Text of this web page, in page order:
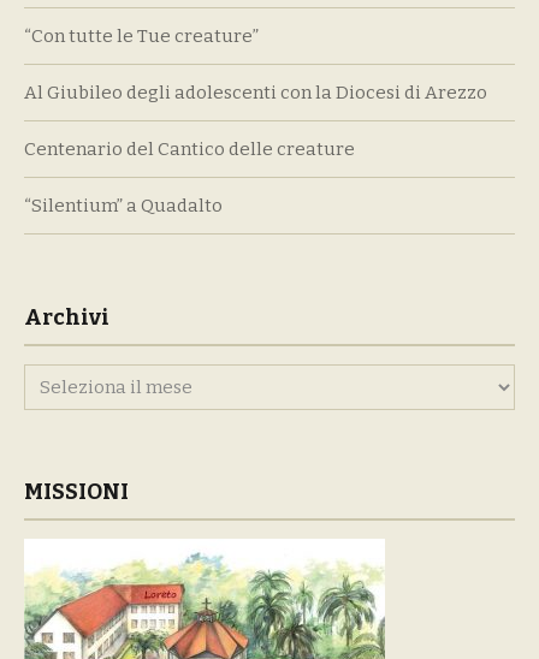
“Con tutte le Tue creature”
Al Giubileo degli adolescenti con la Diocesi di Arezzo
Centenario del Cantico delle creature
“Silentium” a Quadalto
Archivi
Archivi
MISSIONI